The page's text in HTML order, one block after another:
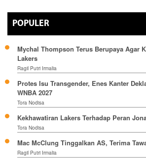
POPULER
Mychal Thompson Terus Berupaya Agar
Lakers
Ragil Putri Irmalia
Protes Isu Transgender, Enes Kanter
WNBA 2027
Tora Nodisa
Kekhawatiran Lakers Terhadap Peran
Tora Nodisa
Mac McClung Tinggalkan AS, Terima
Ragil Putri Irmalia